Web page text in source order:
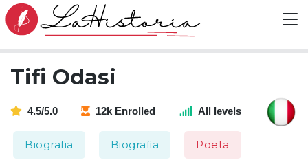
Tifi Odasi
4.5/5.0 12k Enrolled All levels
Biografia Biografia Poeta